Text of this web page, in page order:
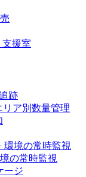
援室
跡
ア別数量管理
環境の常時監視
の常時監視
ージ